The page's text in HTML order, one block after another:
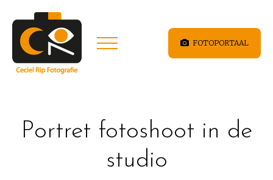
FOTOPORTAAL
Portret fotoshoot in de
studio